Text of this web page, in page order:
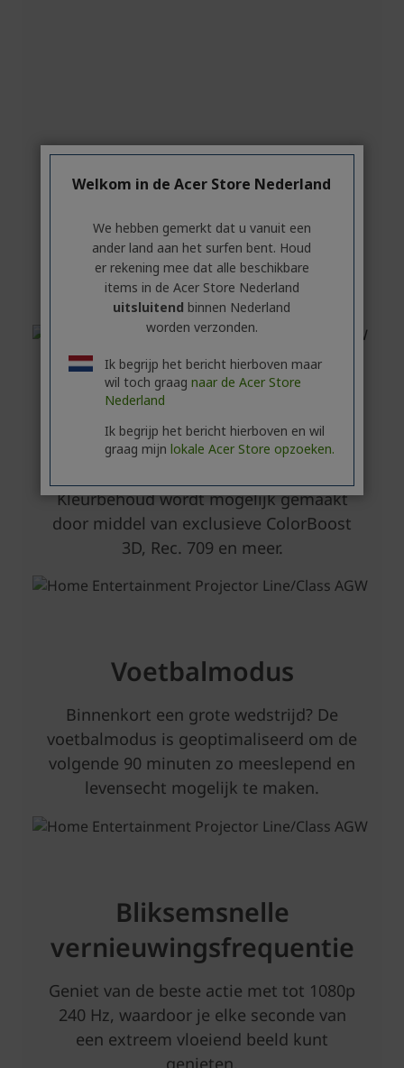
Welkom in de Acer Store Nederland
We hebben gemerkt dat u vanuit een
ander land aan het surfen bent. Houd
er rekening mee dat alle beschikbare
items in de Acer Store Nederland
uitsluitend binnen Nederland
worden verzonden.
Ik begrijp het bericht hierboven maar
wil toch graag naar de Acer Store
Nederland
Ik begrijp het bericht hierboven en wil
graag mijn lokale Acer Store opzoeken.